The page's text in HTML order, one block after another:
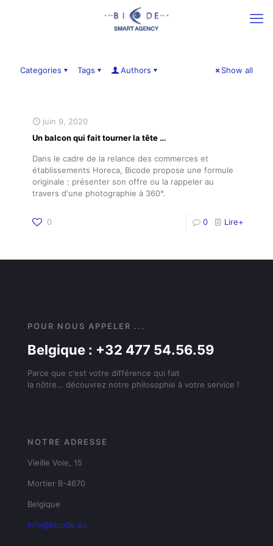
Categories Tags Authors Show all
juin 9, 2020
Un balcon qui fait tourner la tête …
Dans le cadre de la relance des commerces et
établissements Horeca, Bicode propose une formule
originale : présenter son offre ou la rappeler au
travers d'une photographie à 360°.
0 0 Lire+
POUR NOUS APPELER ...
Belgique : +32 477 54.56.59
Parce que c'est votre différence qui fait
la nôtre… découvrez notre philosophie à votre service !
NOTRE ADRESSE
Vieille Voie, 15
Mortier B-4670
Belgique
info@bicode.eu